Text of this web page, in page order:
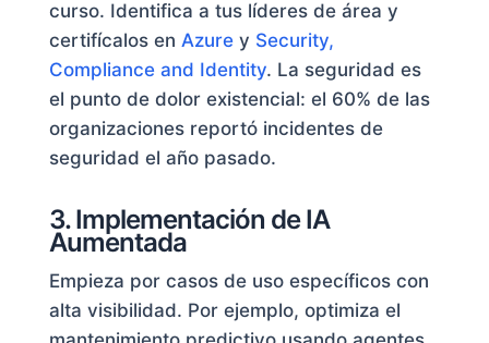
curso. Identifica a tus líderes de área y
certifícalos en Azurey Security,
Compliance and Identity. La seguridad es
el punto de dolor existencial: el 60% de las
organizaciones reportó incidentes de
seguridad el año pasado.
3. Implementación de IA
Aumentada
Empieza por casos de uso específicos con
alta visibilidad. Por ejemplo, optimiza el